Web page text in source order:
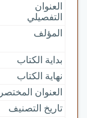
العنوان
التفصيلي
المؤلف
بداية الكتاب
نهاية الكتاب
العنوان المختصر
تاريخ التصنيف